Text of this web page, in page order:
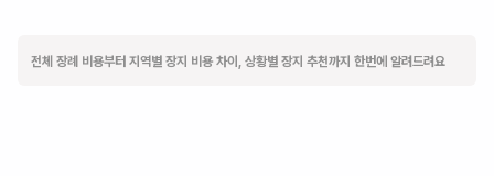
전체 장례 비용부터 지역별 장지 비용 차이, 상황별 장지 추천까지 한번에 알려드려요